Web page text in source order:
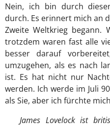
Nein, ich bin durch
durch. Es erinnert mich an
Zweite Weltkrieg begann.
trotzdem waren fast alle
besser darauf
umzugehen, als es nach
ist. Es hat nicht nur
werden. Ich werde im Juli
als Sie, aber ich fürchte
James Lovelock ist